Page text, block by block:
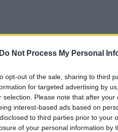
Do Not Process My Personal
opt-out of the sale, sharing to third
for targeted advertising by
selection. Please note that after
interest-based ads based on
to third parties prior to your
of your personal information by
pažvelgus į buvusį
suaugusiųjų
– 4350
ir ilgalaikio gydymo